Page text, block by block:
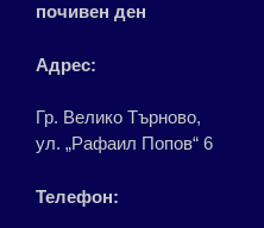
почивен ден
Адрес:
Гр. Велико Търново,
ул. „Рафаил Попов“ 6
Телефон: